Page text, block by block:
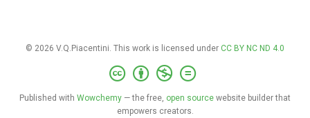
© 2026 V.Q.Piacentini. This work is licensed under CC BY NC ND 4.0
Published with Wowchemy — the free, open source website builder that
empowers creators.